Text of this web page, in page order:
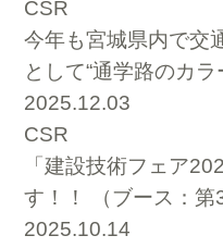
CSR
今年も宮城県内で交
として“通学路のカラ
2025.12.03
CSR
「建設技術フェア
す！！ （ブース：
2025.10.14